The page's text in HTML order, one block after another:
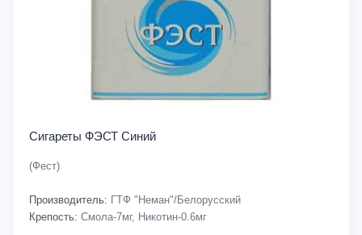
Сигареты ФЭСТ Синий
(Фест)
Производитель: ГТФ "Неман"/Белорусский
Крепость: Смола-7мг, Никотин-0.6мг